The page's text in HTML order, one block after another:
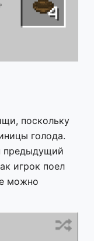
поскольку
голода.
предыдущий
игрок поел
можно